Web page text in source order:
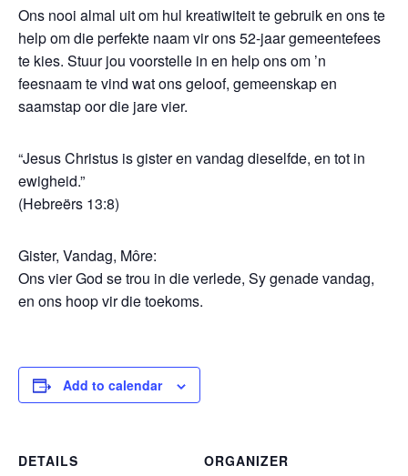
Ons nooi almal uit om hul kreatiwiteit te gebruik en ons te
help om die perfekte naam vir ons 52-jaar gemeentefees
te kies. Stuur jou voorstelle in en help ons om ’n
feesnaam te vind wat ons geloof, gemeenskap en
saamstap oor die jare vier.
“Jesus Christus is gister en vandag dieselfde, en tot in
ewigheid.”
(Hebreërs 13:8)
Gister, Vandag, Môre:
Ons vier God se trou in die verlede, Sy genade vandag,
en ons hoop vir die toekoms.
Add to calendar
DETAILS
ORGANIZER